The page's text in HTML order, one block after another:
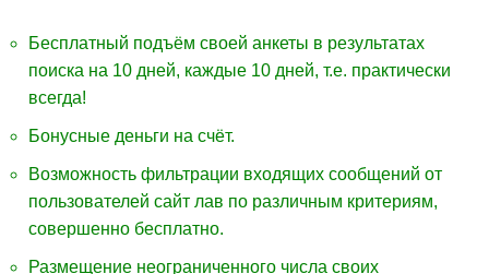
Бесплатный подъём своей анкеты в результатах
поиска на 10 дней, каждые 10 дней, т.е. практически
всегда!
Бонусные деньги на счёт.
Возможность фильтрации входящих сообщений от
пользователей сайт лав по различным критериям,
совершенно бесплатно.
Размещение неограниченного числа своих